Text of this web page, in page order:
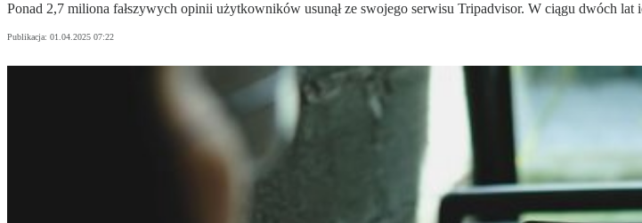
Ponad 2,7 miliona fałszywych opinii użytkowników usunął ze swojego serwisu Tripadvisor. W ciągu dwóch
Publikacja: 01.04.2025 07:22